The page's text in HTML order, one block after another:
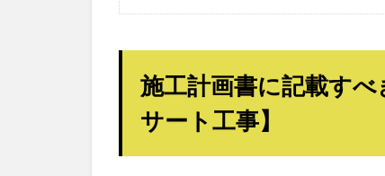
施工計画書に記載す
サート工事】